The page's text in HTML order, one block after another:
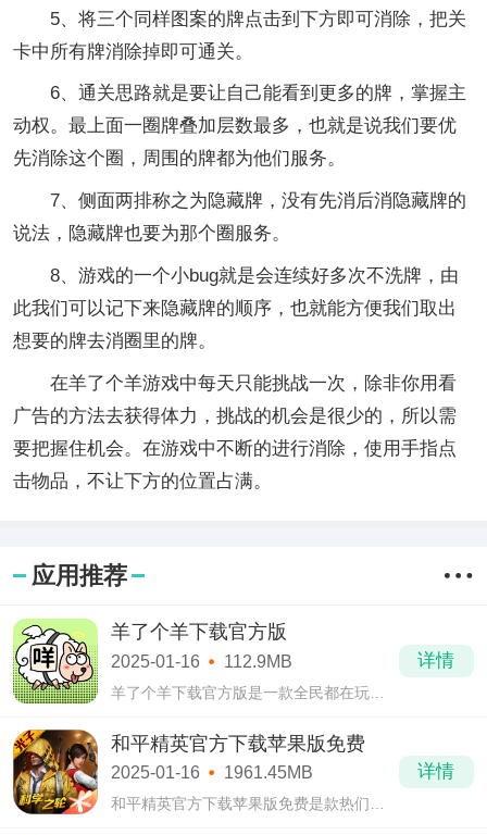
5、将三个同样图案的牌点击到下方即可消除，把关
卡中所有牌消除掉即可通关。
6、通关思路就是要让自己能看到更多的牌，掌握主
动权。最上面一圈牌叠加层数最多，也就是说我们要优
先消除这个圈，周围的牌都为他们服务。
7、侧面两排称之为隐藏牌，没有先消后消隐藏牌的
说法，隐藏牌也要为那个圈服务。
8、游戏的一个小bug就是会连续好多次不洗牌，由
此我们可以记下来隐藏牌的顺序，也就能方便我们取出
想要的牌去消圈里的牌。
在羊了个羊游戏中每天只能挑战一次，除非你用看
广告的方法去获得体力，挑战的机会是很少的，所以需
要把握住机会。在游戏中不断的进行消除，使用手指点
击物品，不让下方的位置占满。
应用推荐
羊了个羊下载官方版
2025-01-16 112.9MB
羊了个羊下载官方版是一款全民都在玩的
的背景已经音乐，让玩家又爱又上头，根
本停不下来。
详情
和平精英官方下载苹果版免费
2025-01-16 1961.45MB
和平精英官方下载苹果版免费是款热们的
详情